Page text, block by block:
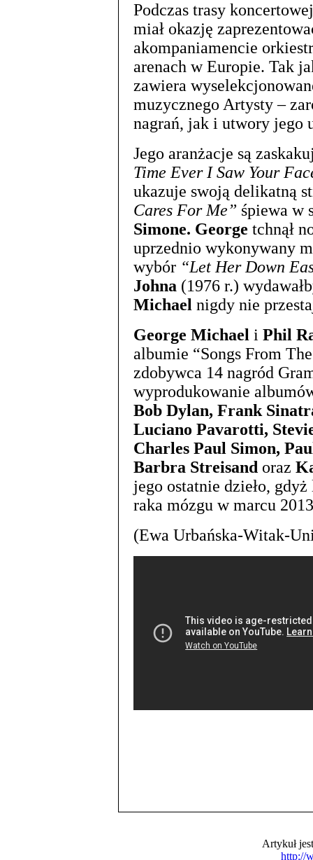
Podczas trasy
miał okazję
akompaniamencie
arenach w Europie. Tak
zawiera
muzycznego Artysty –
nagrań, jak i utwory jego
Jego aranżacje są
Time Ever I Saw Your
ukazuje swoją delikatną
Cares For Me” śpiewa w
Simone. George tchnął
uprzednio wykonywany
wybór “Let Her Down
Johna (1976 r.)
Michael nigdy nie
George Michael i Phil
albumie “Songs From
zdobywca 14 nagród
wyprodukowanie
Bob Dylan, Frank
Luciano Pavarotti,
Charles Paul Simon,
Barbra Streisand oraz
jego ostatnie dzieło,
raka mózgu w marcu
(Ewa Urbańska-Witak-
Artykuł
http://